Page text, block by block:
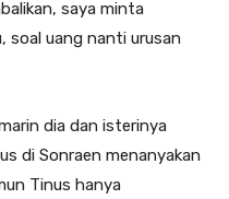
saya minta
soal uang nanti urusan
dia dan isterinya
di Sonraen menanyakan
Tinus hanya